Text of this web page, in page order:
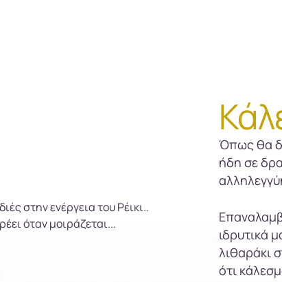
στην ενέργεια του Ρέικι..
όταν μοιράζεται...
Όπως θα
ήδη σε
ιδρυτικά
λιθαράκι
ότι